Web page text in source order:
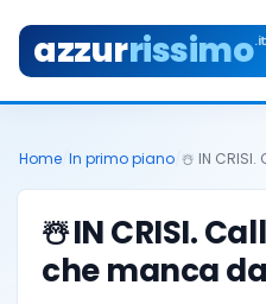
azzurrissimo.it
Home In primo piano ☃️ IN
☃️IN CRISI.
che manca